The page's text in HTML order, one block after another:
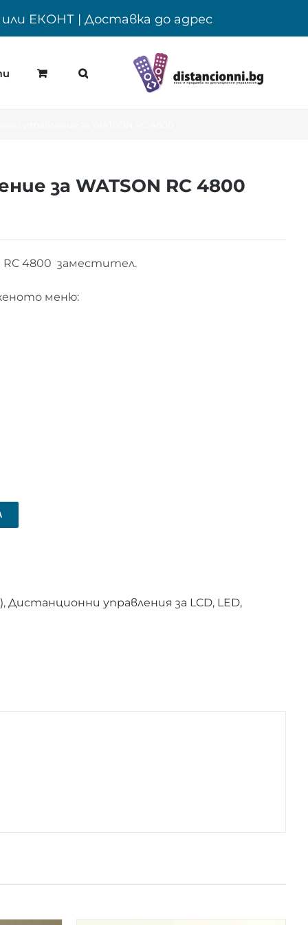
или ЕКОНТ | Доставка до адрес
за WATSON RC 4800
RC 4800 заместител.
меню:
, Дистанционни управления за LCD, LED,